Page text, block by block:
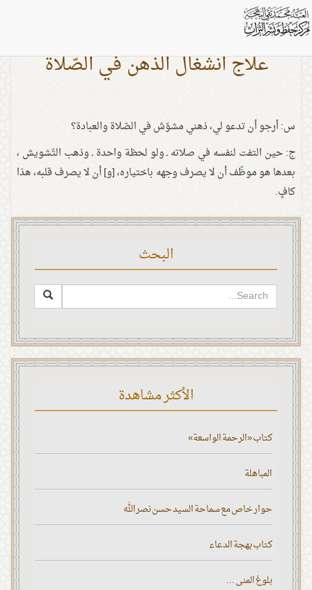
علاج انشغال الذّهن في الصّلاة
س: أرجو أن تدعو لي، ذهني مشوّش في الصّلاة والعبادة؟
ج: حين التفت لنفسه في صلاته ـ ولو لحظة واحدة ـ وذهب التّشويش ،
بعدها هو موظّف أن لا يصرف وجهه باختياره، [و] أن لا يصرف قلبه، هذا
كافٍ.
البحث
الأكثر مشاهدة
كتاب «الرحمة الواسعة»
المباهلة
حوار خاص مع سماحة السيد حسن نصر الله
كتاب بهجة الدعاء
بلوغ المنى ...